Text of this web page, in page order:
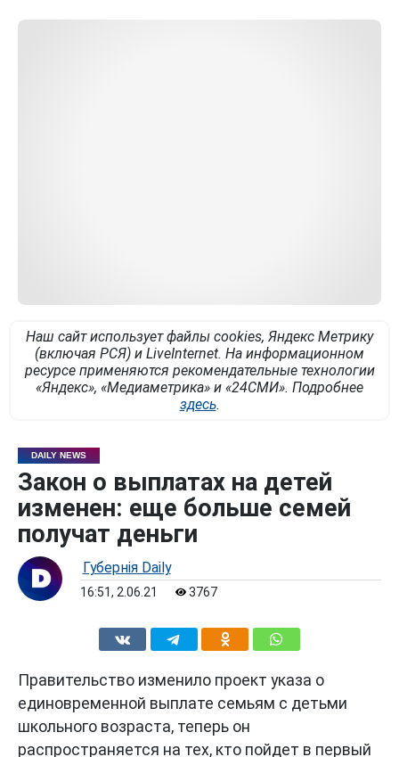
Наш сайт использует файлы cookies, Яндекс Метрику
(включая РСЯ) и LiveInternet. На информационном
ресурсе применяются рекомендательные технологии
«Яндекс», «Медиаметрика» и «24СМИ». Подробнее
здесь.
DAILY NEWS
Закон о выплатах на детей
изменен: еще больше семей
получат деньги
Губернiя Daily
16:51, 2.06.21 3767
Правительство изменило проект указа о
единовременной выплате семьям с детьми
школьного возраста, теперь он
распространяется на тех, кто пойдет в первый